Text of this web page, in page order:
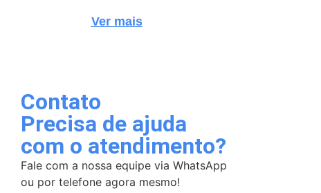
Ver mais
Contato
Precisa de ajuda
com o atendimento?
Fale com a nossa equipe via WhatsApp
ou por telefone agora mesmo!